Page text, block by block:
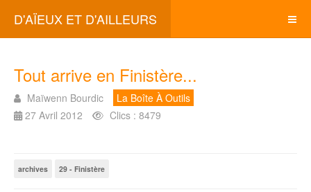
D'AÏEUX ET D'AILLEURS
Tout arrive en Finistère...
Maïwenn Bourdic
La Boîte À Outils
27 Avril 2012
Clics : 8479
archives 29 - Finistère